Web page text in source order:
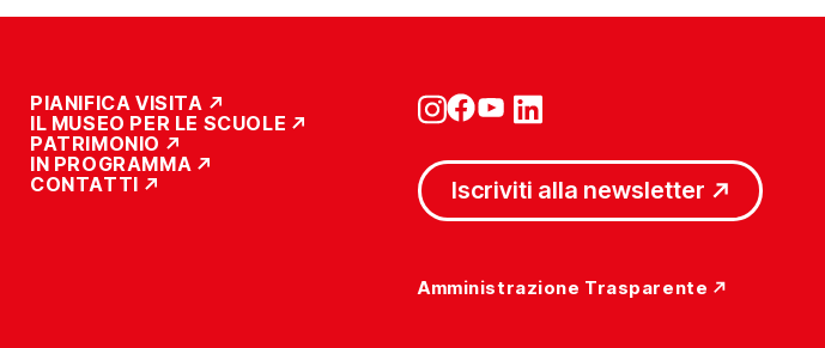
PIANIFICA VISITA
IL MUSEO PER LE SCUOLE
PATRIMONIO
IN PROGRAMMA
CONTATTI
Iscriviti alla newsletter
Amministrazione Trasparente